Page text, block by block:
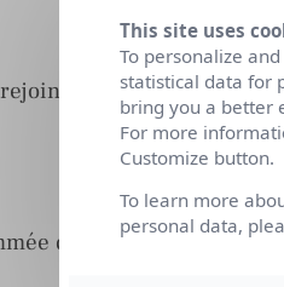
l’agenceID & Napoli
directrice de la
This site uses
To personalize
statistical data for
bring you a better
For more
Customize button.
To learn more
personal data,